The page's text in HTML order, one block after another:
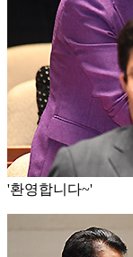
'환영합니다~'